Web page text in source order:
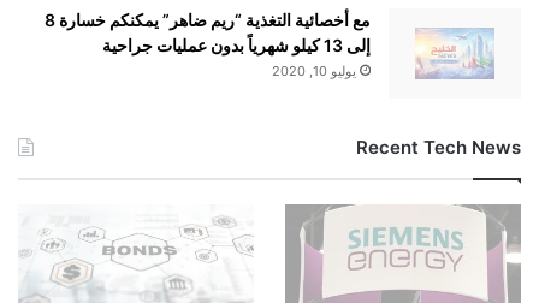
مع أخصائية التغذية “ريم ضاهر” يمكنكم خسارة 8
إلى 13 كيلو شهرياً بدون عمليات جراحية
يوليو 10, 2020
Recent Tech News